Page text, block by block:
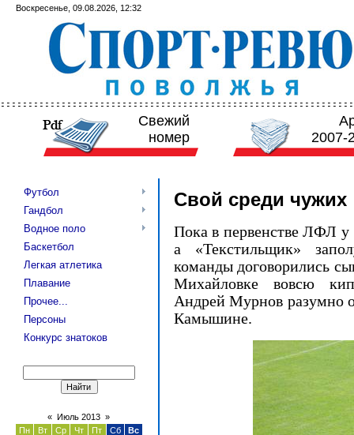
Воскресенье, 09.08.2026, 12:32
Свежий
номер
2007-
Футбол
Гандбол
Водное поло
Баскетбол
Легкая атлетика
Плавание
Прочее...
Персоны
Конкурс знатоков
« Июль 2013 »
Пн
Вт Ср Чт Пт Сб
Вс
Свой среди чужих
Пока в первенстве ЛФЛ у
а «Текстильщик»
команды договорились
Михайловке вовсю
Андрей Мурнов разумно
Камышине.